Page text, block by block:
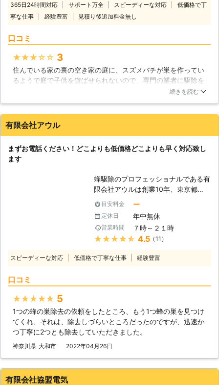
在しており、それぞれに特異な特徴が
あるため、生態をよく理解した上で駆
で駆除をすることはお勧めしません。
【ハチ駆除の注意点】 ハチの巣駆除
に一番求められているのは迅速に対応
日などにも対応しております。ハチ駆
によっては壁の中に営巣された場合
は、1～3時間程度かかることもあり
ますのでご理解下さい。植栽などに営
巣された場合は1時間もあれば十分対
応できます。駆除費用もハチの種類や
営巣場所、個数や難易度により変わり
ますが、一般的な業者の施工金額に比
べて安価に対応させていただいており
365日24時間対応 サポート万全 スピーディーな対応
低価格で丁
寧な仕事
経験豊富 見積り後追加料金無し
口コミ
★★★★★ 3
住んでいる家の裏の空き家の庭に、スズメバチが巣を作ってい
るようで庭で子供を遊ばせられないので、専門の業者に駆除を
依頼しました。その業者が業者さんでした。ネットで詳細を書
ました。やはり隣の空き家のハチの巣の撤去だったので作業に
時間が掛かってしまいましたが、無事に駆除をして頂く事が出
東京都
続きを読む
有限会社アウル
まずお電話ください！どこよりも低価格どこよりも早く対応致し
ます
蜂駆除のプロフェッショナルである有
限会社アウルは創業10年、東京都
内、神奈川県内を中心に個人様から法
人様まで幅広くご対応させていただい
ております。技術に自信があるからこ
そ、幅広い顧客層の方々から支持をい
ただいております。 【ハチ駆除のご
所で発見し不安を感じたらお電話くだ
ている初期に気が付くことができれば
早急に駆除をすることができますが、
巣が大型になればなるほどかなり駆除
に危険がともなうようになるので、見
目安料金 ー
定休日 年中無休
営業時間 ７時～２１時
★★★★★ 4.5（11）
スピーディーな対応 低価格で丁寧な仕事 経験豊富
口コミ
★★★★★ 5
1つの蜂の巣除去の依頼をしたところ、もう1つ蜂の巣を見つけ
てくれ、それは、除去しづらいところだったのですが、迅速か
つ丁寧に2つとも除去していただきました。
神奈川県 大和市 2022年04月26日
有限会社協盟電気